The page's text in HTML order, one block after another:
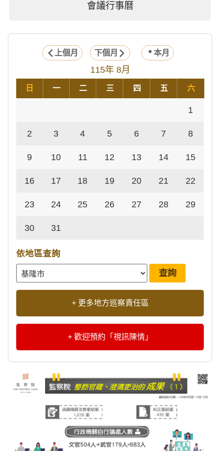
會議行事曆
上個月 下個月 本月
115年 8月
日 一 二 三 四 五 六
1
2 3 4 5 6 7 8
9 10 11 12 13 14 15
16 17 18 19 20 21 22
23 24 25 26 27 28 29
30 31
依地區查詢
+ 更多地方巡察責任區
+ 歡迎預約「視訊陳情」